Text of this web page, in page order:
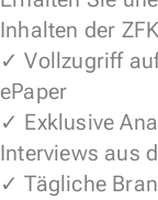
Inhalten der
✓ Vollzugriff
ePaper
✓ Exklusive
Interviews aus
✓ Tägliche